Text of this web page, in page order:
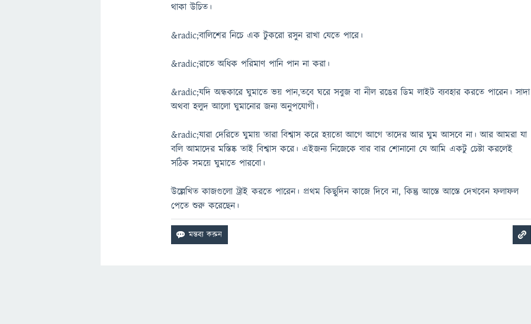
থাকা উচিত।
&radic;বালিশের নিচে এক টুকরো রসুন রাখা যেতে পারে।
&radic;রাতে অধিক পরিমাণ পানি পান না করা।
&radic;যদি অন্ধকারে ঘুমাতে ভয় পান,তবে ঘরে সবুজ বা নীল রঙের ডিম লাইট ব্যবহার করতে পারেন। সাদা
অথবা হলুদ আলো ঘুমানোর জন্য অনুপযোগী।
&radic;যারা দেরিতে ঘুমায় তারা বিশ্বাস করে হয়তো আগে আগে তাদের আর ঘুম আসবে না। আর আমরা যা
বলি আমাদের মস্তিষ্ক তাই বিশ্বাস করে। এইজন্য নিজেকে বার বার শোনানো যে আমি একটু চেষ্টা করলেই
সঠিক সময়ে ঘুমাতে পারবো।
উল্লেখিত কাজগুলো ট্রাই করতে পারেন। প্রথম কিছুদিন কাজে দিবে না, কিন্তু আস্তে আস্তে দেখবেন ফলাফল
পেতে শুরু করেছেন।